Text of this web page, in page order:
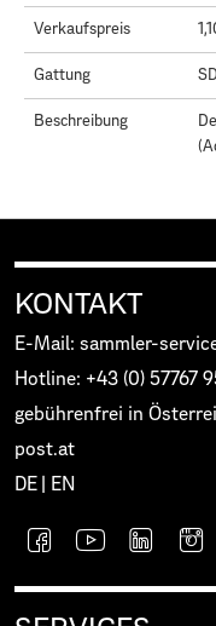
Verkaufspreis
Gattung SD
Beschreibung
KONTAKT
E-Mail: sammler-
Hotline: +43 (0) 57767
gebührenfrei in
post.at
DE
EN